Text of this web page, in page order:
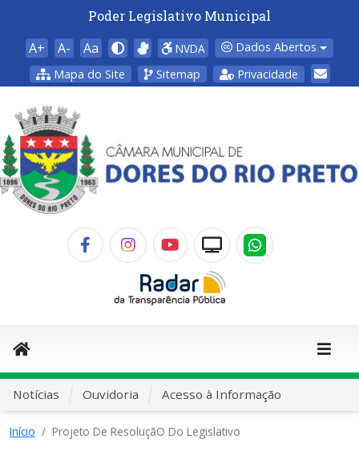
Poder Legislativo Municipal
A+ A- Aa NVDA
Dados Abertos
Mapa do Site
Sitemap Privacidade
Notícias Ouvidoria Acesso à Informação
Início Projeto De ResoluçãO Do Legislativo